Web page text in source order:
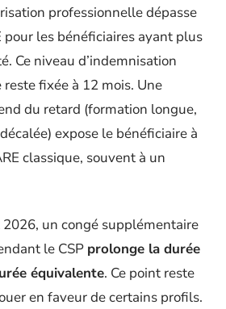
professionnelle dépasse
pour les bénéficiaires ayant plus
Ce niveau d’indemnisation
fixée à 12 mois. Une
du retard (formation longue,
expose le bénéficiaire à
classique, souvent à un
un congé supplémentaire
le CSP prolonge la durée
équivalente. Ce point reste
en faveur de certains profils.